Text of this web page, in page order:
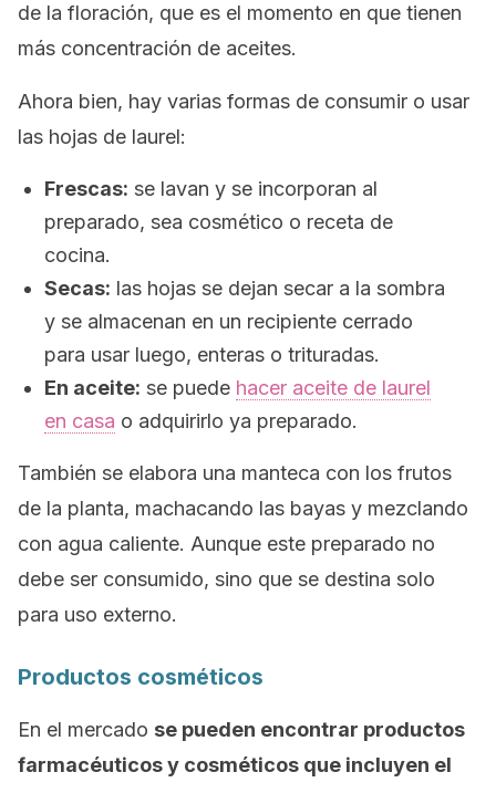
de la floración, que es el momento en que tienen
más concentración de aceites.
Ahora bien, hay varias formas de consumir o usar
las hojas de laurel:
Frescas: se lavan y se incorporan al
preparado, sea cosmético o receta de
cocina.
Secas: las hojas se dejan secar a la sombra
y se almacenan en un recipiente cerrado
para usar luego, enteras o trituradas.
En aceite: se puede hacer aceite de laurel
en casa o adquirirlo ya preparado.
También se elabora una manteca con los frutos
de la planta, machacando las bayas y mezclando
con agua caliente. Aunque este preparado no
debe ser consumido, sino que se destina solo
para uso externo.
Productos cosméticos
En el mercado se pueden encontrar productos
farmacéuticos y cosméticos que incluyen el